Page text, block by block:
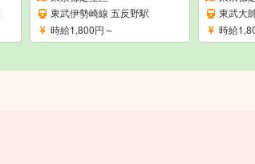
東武伊勢崎線 五反野駅
時給1,800円～
東武大
時給